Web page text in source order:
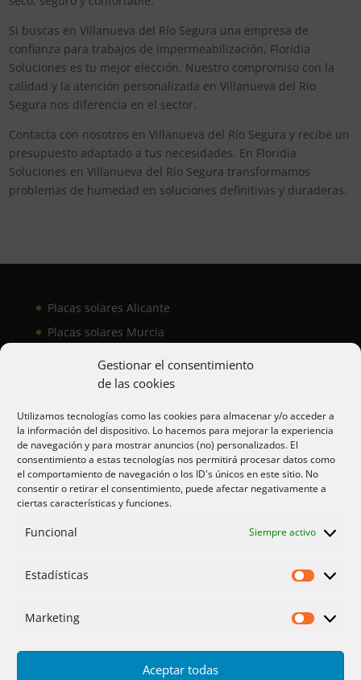
Gestionar el consentimiento
de las cookies
Utilizamos tecnologías como las cookies para almacenar y/o acceder a
la información del dispositivo. Lo hacemos para mejorar la experiencia
de navegación y para mostrar anuncios (no) personalizados. El
consentimiento a estas tecnologías nos permitirá procesar datos como
el comportamiento de navegación o los ID's únicos en este sitio. No
consentir o retirar el consentimiento, puede afectar negativamente a
ciertas características y funciones.
Funcional Siempre activo
Estadísticas
Marketing
Aceptar todas
Si buscas en Villanueva del Río Segura una empresa de
confianza para trabajos de impermeabilización, Floridia
Soluciones es tu mejor elección. Nuestro compromiso con la
calidad y la atención personalizada en Villanueva del Río
Segura nos diferencia en el sector.
Contacta con nosotros en Villanueva del Río Segura y recibe un
presupuesto adaptado a tus necesidades. En Floridia
Soluciones en Villanueva del Río Segura transformamos
problemas de humedad en soluciones definitivas y duraderas.
Placas solares Alicante
Placas solares Murcia
Aire acondicionado Alicante
Aire acondicionador Murcia
Aire acondicionado San Juan
Privacidad
Servicios Fotos